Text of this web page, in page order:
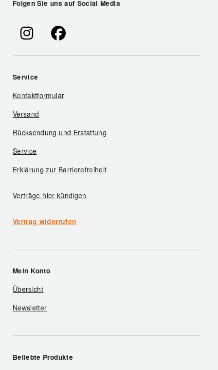
Folgen Sie uns auf Social Media
Service
Kontaktformular
Versand
Rücksendung und Erstattung
Service
Erklärung zur Barrierefreiheit
Verträge hier kündigen
Vertrag widerrufen
Mein Konto
Übersicht
Newsletter
Beliebte Produkte